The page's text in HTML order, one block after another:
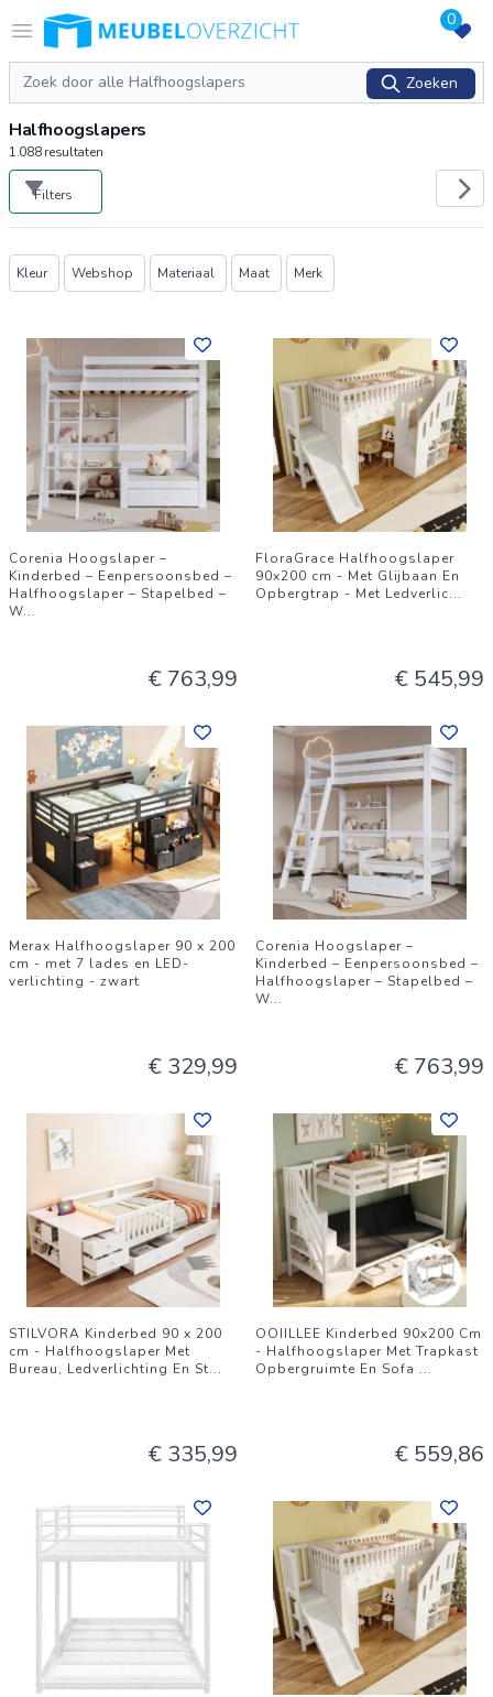
Open menu
Logo Meubeloverzicht.nl 0
Zoeken
Zoeken
Halfhoogslapers
1.088resultaten
Filters
Producten
Kleur Webshop Materiaal Maat Merk
Corenia Hoogslaper –
Kinderbed – Eenpersoonsbed –
Halfhoogslaper – Stapelbed –
W...
€ 763,99
FloraGrace Halfhoogslaper
90x200 cm - Met Glijbaan En
Opbergtrap - Met Ledverlic...
€ 545,99
Merax Halfhoogslaper 90 x 200
cm - met 7 lades en LED-
verlichting - zwart
€ 329,99
Corenia Hoogslaper –
Kinderbed – Eenpersoonsbed –
Halfhoogslaper – Stapelbed –
W...
€ 763,99
STILVORA Kinderbed 90 x 200
cm - Halfhoogslaper Met
Bureau, Ledverlichting En St...
€ 335,99
OOIILLEE Kinderbed 90x200 Cm
- Halfhoogslaper Met Trapkast
Opbergruimte En Sofa ...
€ 559,86